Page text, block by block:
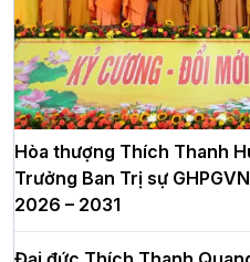
Hòa thượng Thích Thanh
Trưởng Ban Trị sự
2026 – 2031